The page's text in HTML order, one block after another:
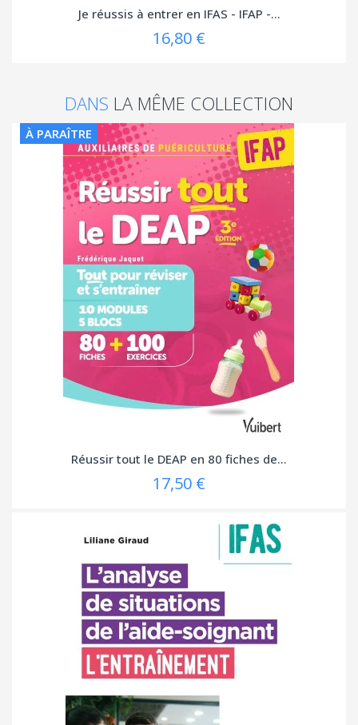
Je réussis à entrer en IFAS - IFAP -...
16,80 €
DANS LA MÊME COLLECTION
À PARAÎTRE
Réussir tout le DEAP en 80 fiches de...
17,50 €